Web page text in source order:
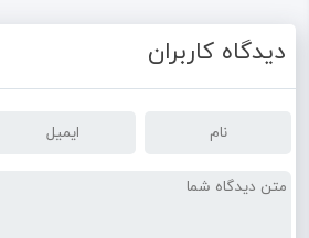
دیدگاه کاربران